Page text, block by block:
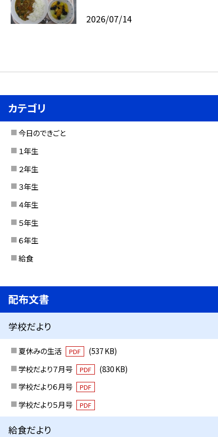
2026/07/14
カテゴリ
今日のできごと
１年生
２年生
３年生
４年生
５年生
６年生
給食
配布文書
学校だより
夏休みの生活 PDF
(537 KB)
学校だより７月号
PDF
(830 KB)
学校だより６月号
PDF
学校だより５月号 PDF
給食だより